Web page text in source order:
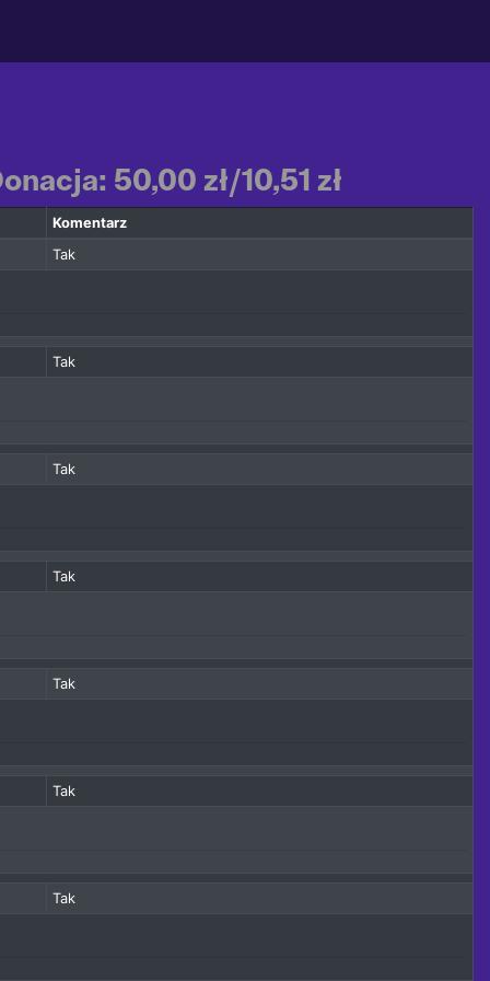
50,00 zł/10,51 zł
Komentarz
Tak
Tak
Tak
Tak
Tak
Tak
Tak